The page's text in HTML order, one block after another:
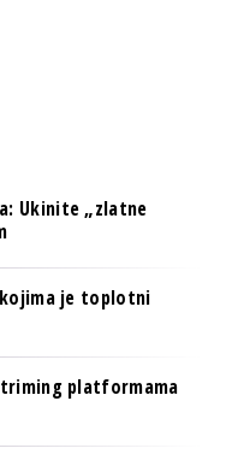
Ukinite „zlatne
kojima je toplotni
platformama